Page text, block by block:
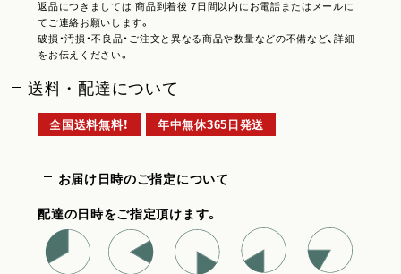
返品につきましては 商品到着後 7日間以内にお電話またはメールに
てご連絡お願いします。
破損・汚損・不良品・ご注文と異なる商品や数量などの不備など、詳細
をお伝えください。
送料・配達について
全国送料無料！ 年中無休365日発送
お届け日時のご指定について
配達の日時をご指定頂けます。